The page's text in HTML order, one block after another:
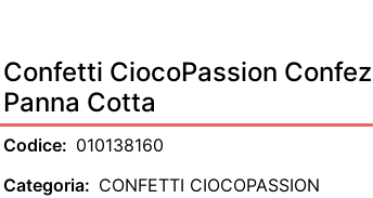
Confetti CiocoPassion
Panna Cotta
Codice: 010138160
Categoria: CONFETTI CIOCOPASSION